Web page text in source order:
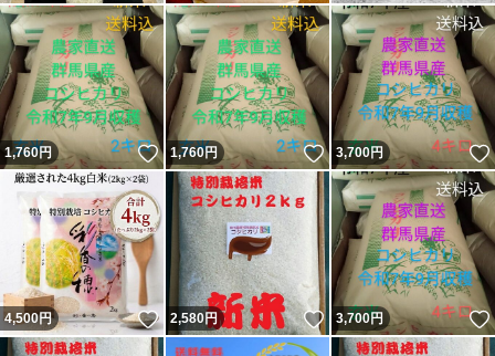
1,760円 いいね！
1,760円 いいね！
3,700円
4,500円 いいね！
2,580円 いいね！
3,700円